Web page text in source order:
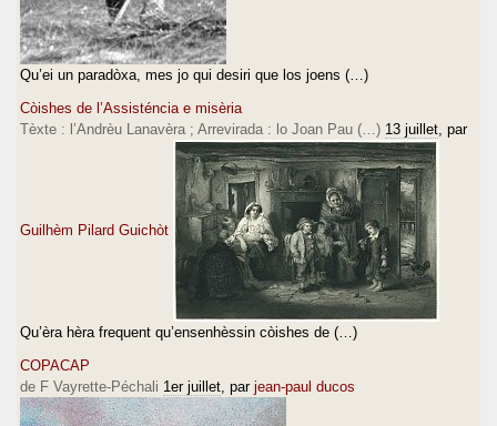
Qu’ei un paradòxa, mes jo qui desiri que los joens (…)
Còishes de l’Assisténcia e misèria
Tèxte : l’Andrèu Lanavèra ; Arrevirada : lo Joan Pau (…) 13 juillet , par
Guilhèm Pilard Guichòt
Qu’èra hèra frequent qu’ensenhèssin còishes de (…)
COPACAP
de F Vayrette-Péchali 1er juillet , par jean-paul ducos